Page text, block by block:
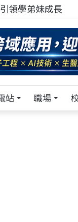
流最硬核的技術
站 職場